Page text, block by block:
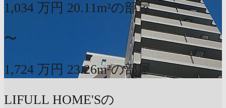
1,034 万円 20.11m²の部屋
〜
1,724 万円 23.26m²の部屋
LIFULL HOME'Sの